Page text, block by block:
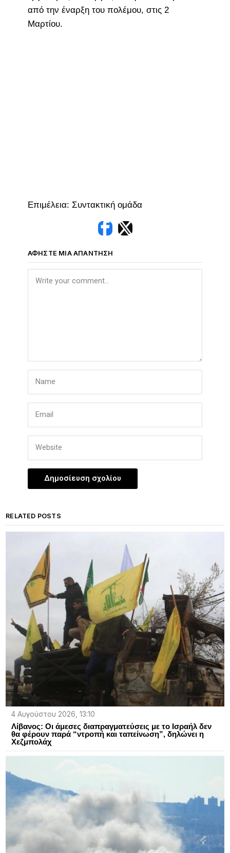
από την έναρξη του πολέμου, στις 2
Μαρτίου.
Επιμέλεια: Συντακτική ομάδα
ΑΦΉΣΤΕ ΜΙΑ ΑΠΆΝΤΗΣΗ
RELATED POSTS
4 Αυγούστου 2026, 13:10
Λίβανος: Οι άμεσες διαπραγματεύσεις με το Ισραήλ δεν
θα φέρουν παρά “ντροπή και ταπείνωση”, δηλώνει η
Χεζμπολάχ